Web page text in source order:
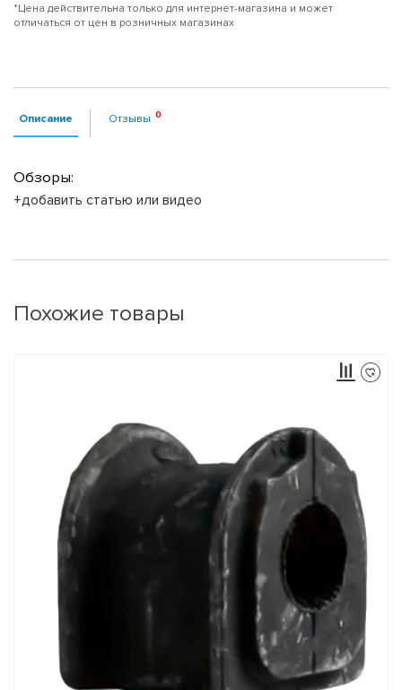
*Цена действительна только для интернет-магазина и может
отличаться от цен в розничных магазинах
Описание Отзывы
Обзоры:
+добавить статью или видео
Похожие товары